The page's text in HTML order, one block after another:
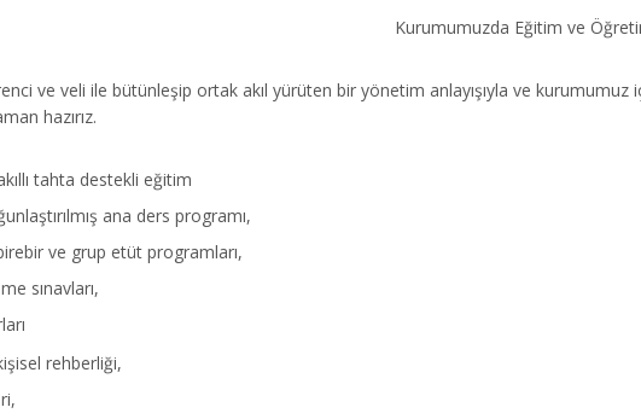
Kurumumuzda Eğitim ve
ve veli ile bütünleşip ortak akıl yürüten bir yönetim anlayışıyla ve
hazırız.
tahta destekli eğitim
ana ders programı,
ve grup etüt programları,
sınavları,
rehberliği,